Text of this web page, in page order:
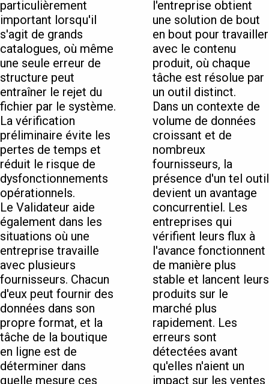
particulièrement
important lorsqu'il
s'agit de grands
catalogues, où même
une seule erreur de
structure peut
entraîner le rejet du
fichier par le système.
La vérification
préliminaire évite les
pertes de temps et
réduit le risque de
dysfonctionnements
opérationnels.
Le Validateur aide
également dans les
situations où une
entreprise travaille
avec plusieurs
fournisseurs. Chacun
d'eux peut fournir des
données dans son
propre format, et la
tâche de la boutique
en ligne est de
déterminer dans
quelle mesure ces
l'entreprise obtient
une solution de bout
en bout pour travailler
avec le contenu
produit, où chaque
tâche est résolue par
un outil distinct.
Dans un contexte de
volume de données
croissant et de
nombreux
fournisseurs, la
présence d'un tel outil
devient un avantage
concurrentiel. Les
entreprises qui
vérifient leurs flux à
l'avance fonctionnent
de manière plus
stable et lancent leurs
produits sur le
marché plus
rapidement. Les
erreurs sont
détectées avant
qu'elles n'aient un
impact sur les ventes